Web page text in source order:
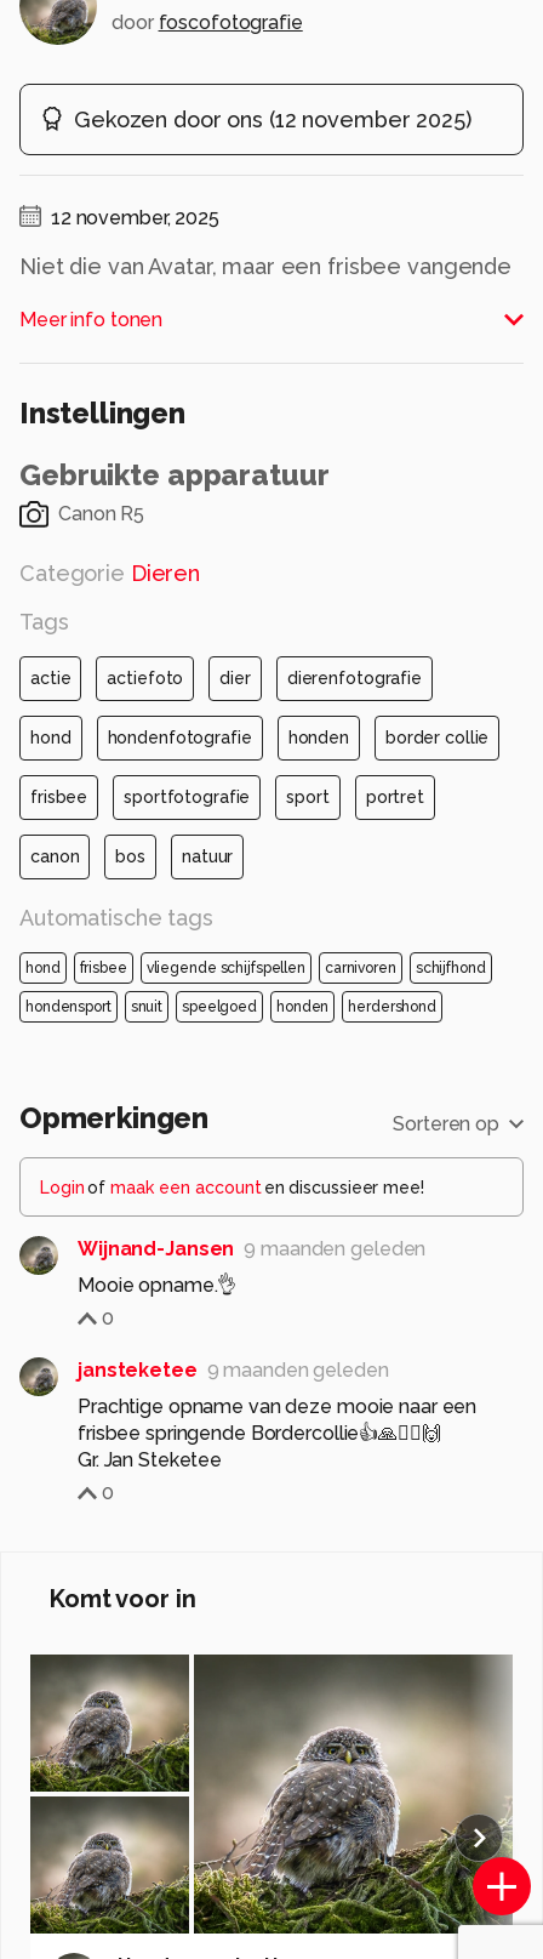
door foscofotografie
Gekozen door ons (12 november 2025)
12 november, 2025
Niet die van Avatar, maar een frisbee vangende
Meer info tonen
Instellingen
Gebruikte apparatuur
Canon R5
Categorie Dieren
Tags
actie actiefoto dier dierenfotografie
hond hondenfotografie honden border collie
frisbee sportfotografie sport portret
canon bos natuur
Automatische tags
hond frisbee vliegende schijfspellen carnivoren schijfhond
hondensport snuit speelgoed honden herdershond
Opmerkingen Sorteren op
Loginof maak een account en discussieer mee!
Wijnand-Jansen 9 maanden geleden
Mooie opname.👌
0
jansteketee 9 maanden geleden
Prachtige opname van deze mooie naar een
frisbee springende Bordercollie👍🙏🙋‍♂️🙌
Gr. Jan Steketee
0
Komt voor in